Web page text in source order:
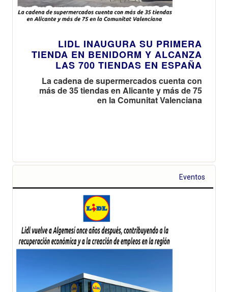
LIDL INAUGURA SU PRIMERA
TIENDA EN BENIDORM Y ALCANZA
LAS 700 TIENDAS EN ESPAÑA
La cadena de supermercados cuenta con
más de 35 tiendas en Alicante y más de 75
en la Comunitat Valenciana
Eventos